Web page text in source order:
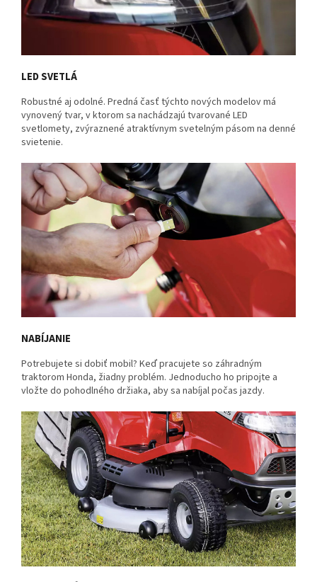
LED SVETLÁ
Robustné aj odolné. Predná časť týchto nových modelov má
vynovený tvar, v ktorom sa nachádzajú tvarované LED
svetlomety, zvýraznené atraktívnym svetelným pásom na denné
svietenie.
NABÍJANIE
Potrebujete si dobiť mobil? Keď pracujete so záhradným
traktorom Honda, žiadny problém. Jednoducho ho pripojte a
vložte do pohodlného držiaka, aby sa nabíjal počas jazdy.